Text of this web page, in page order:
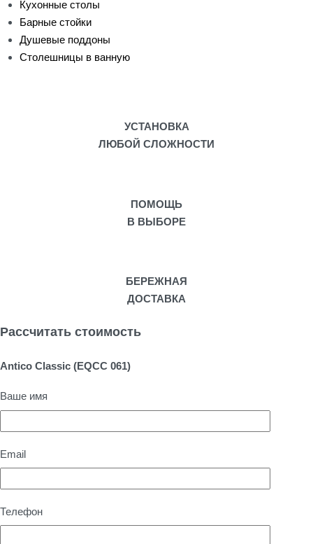
Кухонные столы
Барные стойки
Душевые поддоны
Столешницы в ванную
УСТАНОВКА
ЛЮБОЙ СЛОЖНОСТИ
ПОМОЩЬ
В ВЫБОРЕ
БЕРЕЖНАЯ
ДОСТАВКА
Рассчитать стоимость
Antico Classic (EQCC 061)
Ваше имя
Email
Телефон